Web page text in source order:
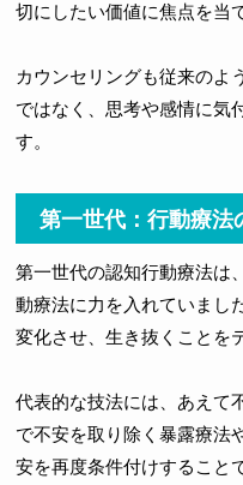
切にしたい価値に焦点を当
カウンセリングも従来のよ
ではなく、思考や感情に気
す。
第一世代：行動療法
第一世代の認知行動療法は
動療法に力を入れていまし
変化させ、生き抜くことを
代表的な技法には、あえて
で不安を取り除く暴露療法
安を再度条件付けすること